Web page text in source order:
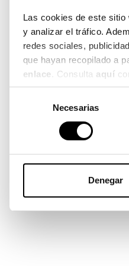
Las cookies de este
y analizar el tráfico.
redes sociales,
enlace . Consulta aquí
consentimiento
Necesarias
Denegar
Oakley
OAKLEY SPINDRIFT OO 9474
127,40€